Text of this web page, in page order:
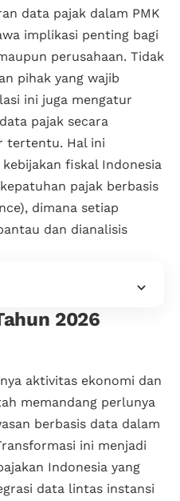
data pajak dalam PMK
implikasi penting bagi
perusahaan. Tidak
pihak yang wajib
ini juga mengatur
pajak secara
tertentu. Hal ini
fiskal Indonesia
pajak berbasis
dimana setiap
dan dianalisis
2026
aktivitas ekonomi dan
memandang perlunya
berbasis data dalam
ini menjadi
Indonesia yang
data lintas instansi